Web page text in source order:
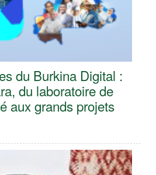
du Burkina Digital :
du laboratoire de
aux grands projets